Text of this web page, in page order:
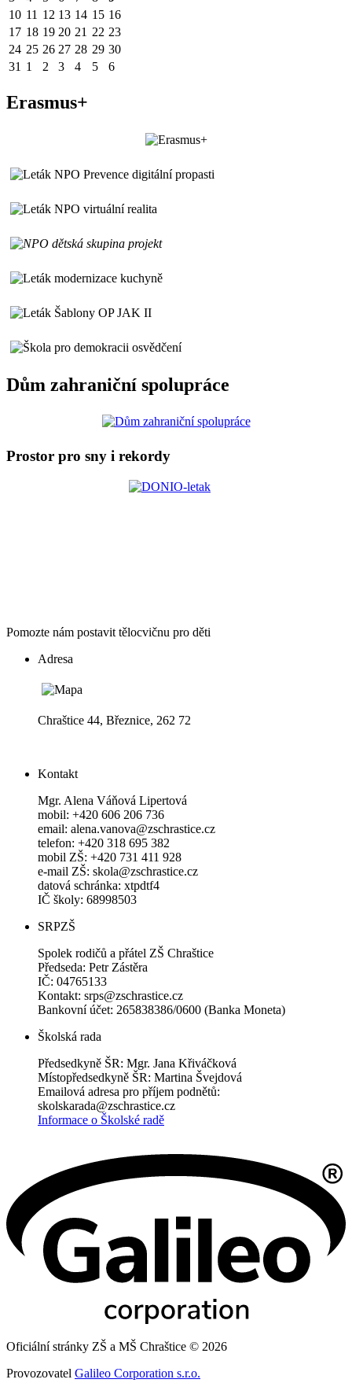
10 11 12 13 14 15 16
17 18 19 20 21 22 23
24 25 26 27 28 29 30
31 1 2 3 4 5 6
Erasmus+
Dům zahraniční spolupráce
Prostor pro sny i rekordy
Pomozte nám postavit tělocvičnu pro děti
Adresa
Chraštice 44, Březnice, 262 72
Kontakt
Mgr. Alena Váňová Lipertová
mobil: +420 606 206 736
email: alena.vanova@zschrastice.cz
telefon: +420 318 695 382
mobil ZŠ: +420 731 411 928
e-mail ZŠ: skola@zschrastice.cz
datová schránka: xtpdtf4
IČ školy: 68998503
SRPZŠ
Spolek rodičů a přátel ZŠ Chraštice
Předseda: Petr Zástěra
IČ: 04765133
Kontakt: srps@zschrastice.cz
Bankovní účet: 265838386/0600 (Banka Moneta)
Školská rada
Předsedkyně ŠR: Mgr. Jana Křiváčková
Místopředsedkyně ŠR: Martina Švejdová
Emailová adresa pro příjem podnětů:
skolskarada@zschrastice.cz
Informace o Školské radě
Oficiální stránky ZŠ a MŠ Chraštice © 2026
Provozovatel Galileo Corporation s.r.o.